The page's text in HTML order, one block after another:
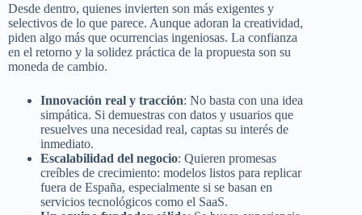
Desde dentro, quienes invierten son más exigentes y
selectivos de lo que parece. Aunque adoran la creatividad,
piden algo más que ocurrencias ingeniosas. La confianza
en el retorno y la solidez práctica de la propuesta son su
moneda de cambio.
Innovación real y tracción: No basta con una idea
simpática. Si demuestras con datos y usuarios que
resuelves una necesidad real, captas su interés de
inmediato.
Escalabilidad del negocio: Quieren promesas
creíbles de crecimiento: modelos listos para replicar
fuera de España, especialmente si se basan en
servicios tecnológicos como el SaaS.